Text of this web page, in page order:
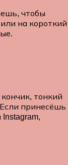
чтобы
на короткий
тонкий
принесёшь